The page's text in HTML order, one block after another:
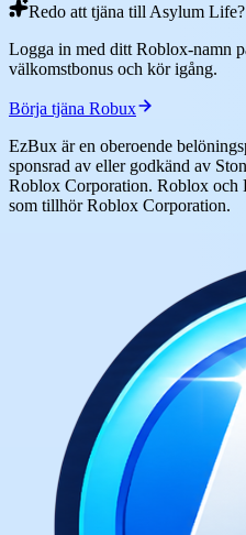
Redo att tjäna till Asylum Life?
Logga in med ditt Roblox-namn
välkomstbonus och kör igång.
Börja tjäna Robux
EzBux är en oberoende
sponsrad av eller godkänd av
Roblox Corporation. Roblox och
som tillhör Roblox Corporation.